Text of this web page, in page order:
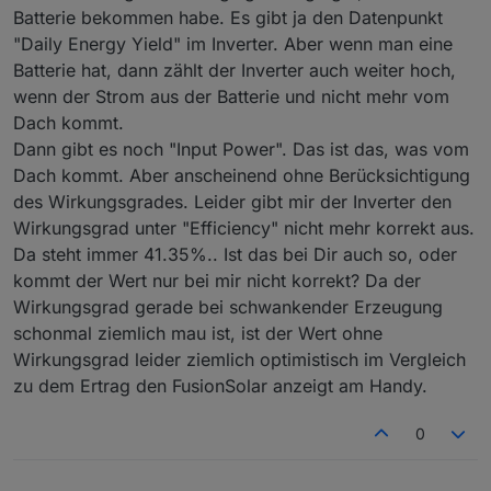
Blockly Export.txt
Batterie bekommen habe. Es gibt ja den Datenpunkt
"Daily Energy Yield" im Inverter. Aber wenn man eine
Batterie hat, dann zählt der Inverter auch weiter hoch,
wenn der Strom aus der Batterie und nicht mehr vom
Dach kommt.
Dann gibt es noch "Input Power". Das ist das, was vom
Dach kommt. Aber anscheinend ohne Berücksichtigung
des Wirkungsgrades. Leider gibt mir der Inverter den
Wirkungsgrad unter "Efficiency" nicht mehr korrekt aus.
Da steht immer 41.35%.. Ist das bei Dir auch so, oder
kommt der Wert nur bei mir nicht korrekt? Da der
Wirkungsgrad gerade bei schwankender Erzeugung
schonmal ziemlich mau ist, ist der Wert ohne
Wirkungsgrad leider ziemlich optimistisch im Vergleich
zu dem Ertrag den FusionSolar anzeigt am Handy.
0